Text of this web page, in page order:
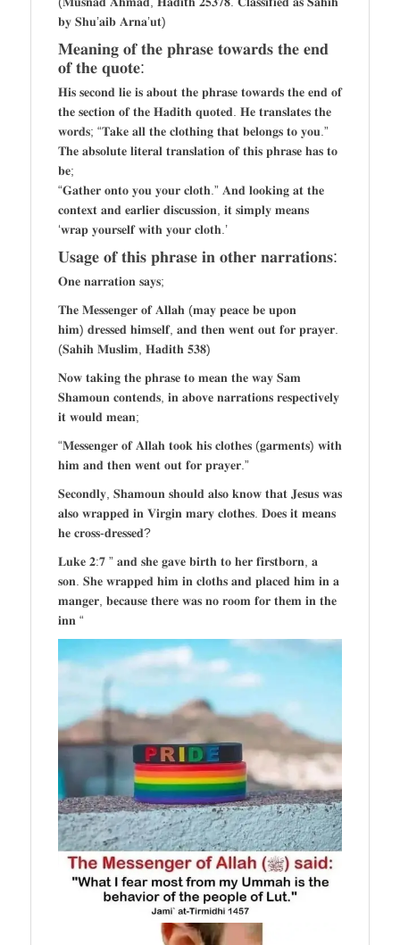
𝐛𝐲 𝐒𝐡𝐮’𝐚𝐢𝐛 𝐀𝐫𝐧𝐚’𝐮𝐭)
𝐌𝐞𝐚𝐧𝐢𝐧𝐠 𝐨𝐟 𝐭𝐡𝐞 𝐩𝐡𝐫𝐚𝐬𝐞 𝐭𝐨𝐰𝐚𝐫𝐝𝐬 𝐭𝐡𝐞 𝐞𝐧𝐝
𝐨𝐟 𝐭𝐡𝐞 𝐪𝐮𝐨𝐭𝐞:
𝐇𝐢𝐬 𝐬𝐞𝐜𝐨𝐧𝐝 𝐥𝐢𝐞 𝐢𝐬 𝐚𝐛𝐨𝐮𝐭 𝐭𝐡𝐞 𝐩𝐡𝐫𝐚𝐬𝐞 𝐭𝐨𝐰𝐚𝐫𝐝𝐬 𝐭𝐡𝐞 𝐞𝐧𝐝 𝐨𝐟
𝐭𝐡𝐞 𝐬𝐞𝐜𝐭𝐢𝐨𝐧 𝐨𝐟 𝐭𝐡𝐞 𝐇𝐚𝐝𝐢𝐭𝐡 𝐪𝐮𝐨𝐭𝐞𝐝. 𝐇𝐞 𝐭𝐫𝐚𝐧𝐬𝐥𝐚𝐭𝐞𝐬 𝐭𝐡𝐞
𝐰𝐨𝐫𝐝𝐬; “𝐓𝐚𝐤𝐞 𝐚𝐥𝐥 𝐭𝐡𝐞 𝐜𝐥𝐨𝐭𝐡𝐢𝐧𝐠 𝐭𝐡𝐚𝐭 𝐛𝐞𝐥𝐨𝐧𝐠𝐬 𝐭𝐨 𝐲𝐨𝐮.”
𝐓𝐡𝐞 𝐚𝐛𝐬𝐨𝐥𝐮𝐭𝐞 𝐥𝐢𝐭𝐞𝐫𝐚𝐥 𝐭𝐫𝐚𝐧𝐬𝐥𝐚𝐭𝐢𝐨𝐧 𝐨𝐟 𝐭𝐡𝐢𝐬 𝐩𝐡𝐫𝐚𝐬𝐞 𝐡𝐚𝐬 𝐭𝐨
𝐛𝐞;
“𝐆𝐚𝐭𝐡𝐞𝐫 𝐨𝐧𝐭𝐨 𝐲𝐨𝐮 𝐲𝐨𝐮𝐫 𝐜𝐥𝐨𝐭𝐡.” 𝐀𝐧𝐝 𝐥𝐨𝐨𝐤𝐢𝐧𝐠 𝐚𝐭 𝐭𝐡𝐞
𝐜𝐨𝐧𝐭𝐞𝐱𝐭 𝐚𝐧𝐝 𝐞𝐚𝐫𝐥𝐢𝐞𝐫 𝐝𝐢𝐬𝐜𝐮𝐬𝐬𝐢𝐨𝐧, 𝐢𝐭 𝐬𝐢𝐦𝐩𝐥𝐲 𝐦𝐞𝐚𝐧𝐬
‘𝐰𝐫𝐚𝐩 𝐲𝐨𝐮𝐫𝐬𝐞𝐥𝐟 𝐰𝐢𝐭𝐡 𝐲𝐨𝐮𝐫 𝐜𝐥𝐨𝐭𝐡.’
𝐔𝐬𝐚𝐠𝐞 𝐨𝐟 𝐭𝐡𝐢𝐬 𝐩𝐡𝐫𝐚𝐬𝐞 𝐢𝐧 𝐨𝐭𝐡𝐞𝐫 𝐧𝐚𝐫𝐫𝐚𝐭𝐢𝐨𝐧𝐬:
𝐎𝐧𝐞 𝐧𝐚𝐫𝐫𝐚𝐭𝐢𝐨𝐧 𝐬𝐚𝐲𝐬;
𝐓𝐡𝐞 𝐌𝐞𝐬𝐬𝐞𝐧𝐠𝐞𝐫 𝐨𝐟 𝐀𝐥𝐥𝐚𝐡 (𝐦𝐚𝐲 𝐩𝐞𝐚𝐜𝐞 𝐛𝐞 𝐮𝐩𝐨𝐧
𝐡𝐢𝐦) 𝐝𝐫𝐞𝐬𝐬𝐞𝐝 𝐡𝐢𝐦𝐬𝐞𝐥𝐟, 𝐚𝐧𝐝 𝐭𝐡𝐞𝐧 𝐰𝐞𝐧𝐭 𝐨𝐮𝐭 𝐟𝐨𝐫 𝐩𝐫𝐚𝐲𝐞𝐫.
(𝐒𝐚𝐡𝐢𝐡 𝐌𝐮𝐬𝐥𝐢𝐦, 𝐇𝐚𝐝𝐢𝐭𝐡 𝟓𝟑𝟖)
𝐍𝐨𝐰 𝐭𝐚𝐤𝐢𝐧𝐠 𝐭𝐡𝐞 𝐩𝐡𝐫𝐚𝐬𝐞 𝐭𝐨 𝐦𝐞𝐚𝐧 𝐭𝐡𝐞 𝐰𝐚𝐲 𝐒𝐚𝐦
𝐒𝐡𝐚𝐦𝐨𝐮𝐧 𝐜𝐨𝐧𝐭𝐞𝐧𝐝𝐬, 𝐢𝐧 𝐚𝐛𝐨𝐯𝐞 𝐧𝐚𝐫𝐫𝐚𝐭𝐢𝐨𝐧𝐬 𝐫𝐞𝐬𝐩𝐞𝐜𝐭𝐢𝐯𝐞𝐥𝐲
𝐢𝐭 𝐰𝐨𝐮𝐥𝐝 𝐦𝐞𝐚𝐧;
“𝐌𝐞𝐬𝐬𝐞𝐧𝐠𝐞𝐫 𝐨𝐟 𝐀𝐥𝐥𝐚𝐡 𝐭𝐨𝐨𝐤 𝐡𝐢𝐬 𝐜𝐥𝐨𝐭𝐡𝐞𝐬 (𝐠𝐚𝐫𝐦𝐞𝐧𝐭𝐬) 𝐰𝐢𝐭𝐡
𝐡𝐢𝐦 𝐚𝐧𝐝 𝐭𝐡𝐞𝐧 𝐰𝐞𝐧𝐭 𝐨𝐮𝐭 𝐟𝐨𝐫 𝐩𝐫𝐚𝐲𝐞𝐫.”
𝐒𝐞𝐜𝐨𝐧𝐝𝐥𝐲, 𝐒𝐡𝐚𝐦𝐨𝐮𝐧 𝐬𝐡𝐨𝐮𝐥𝐝 𝐚𝐥𝐬𝐨 𝐤𝐧𝐨𝐰 𝐭𝐡𝐚𝐭 𝐉𝐞𝐬𝐮𝐬 𝐰𝐚𝐬
𝐚𝐥𝐬𝐨 𝐰𝐫𝐚𝐩𝐩𝐞𝐝 𝐢𝐧 𝐕𝐢𝐫𝐠𝐢𝐧 𝐦𝐚𝐫𝐲 𝐜𝐥𝐨𝐭𝐡𝐞𝐬. 𝐃𝐨𝐞𝐬 𝐢𝐭 𝐦𝐞𝐚𝐧𝐬
𝐡𝐞 𝐜𝐫𝐨𝐬𝐬-𝐝𝐫𝐞𝐬𝐬𝐞𝐝?
𝐋𝐮𝐤𝐞 𝟐:𝟕 ” 𝐚𝐧𝐝 𝐬𝐡𝐞 𝐠𝐚𝐯𝐞 𝐛𝐢𝐫𝐭𝐡 𝐭𝐨 𝐡𝐞𝐫 𝐟𝐢𝐫𝐬𝐭𝐛𝐨𝐫𝐧, 𝐚
𝐬𝐨𝐧. 𝐒𝐡𝐞 𝐰𝐫𝐚𝐩𝐩𝐞𝐝 𝐡𝐢𝐦 𝐢𝐧 𝐜𝐥𝐨𝐭𝐡𝐬 𝐚𝐧𝐝 𝐩𝐥𝐚𝐜𝐞𝐝 𝐡𝐢𝐦 𝐢𝐧 𝐚
𝐦𝐚𝐧𝐠𝐞𝐫, 𝐛𝐞𝐜𝐚𝐮𝐬𝐞 𝐭𝐡𝐞𝐫𝐞 𝐰𝐚𝐬 𝐧𝐨 𝐫𝐨𝐨𝐦 𝐟𝐨𝐫 𝐭𝐡𝐞𝐦 𝐢𝐧 𝐭𝐡𝐞
𝐢𝐧𝐧 “